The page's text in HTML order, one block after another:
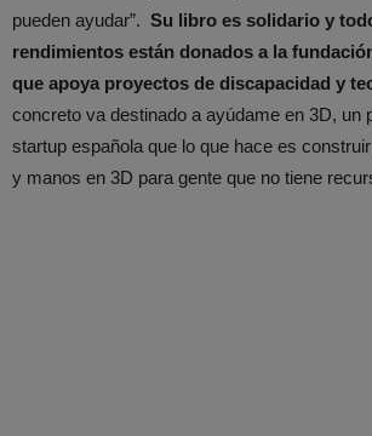
pueden ayudar”. Su libro es solidario y
rendimientos están donados a la
que apoya proyectos de discapacidad y
concreto va destinado a ayúdame en 3D, un
startup española que lo que hace es
y manos en 3D para gente que no tiene